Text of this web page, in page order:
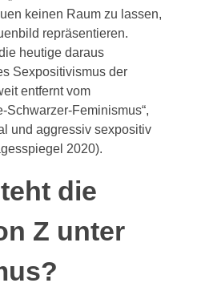
keinen Raum zu lassen,
repräsentieren.
heutige daraus
Sexpositivismus der
entfernt vom
Schwarzer-Feminismus“,
und aggressiv sexpositiv
2020).
die
Z unter